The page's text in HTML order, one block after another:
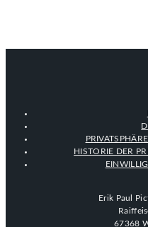
HISTORIE DER
Erik Paul
67368